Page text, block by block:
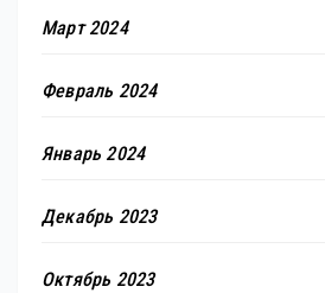
Март 2024
Февраль 2024
Январь 2024
Декабрь 2023
Октябрь 2023